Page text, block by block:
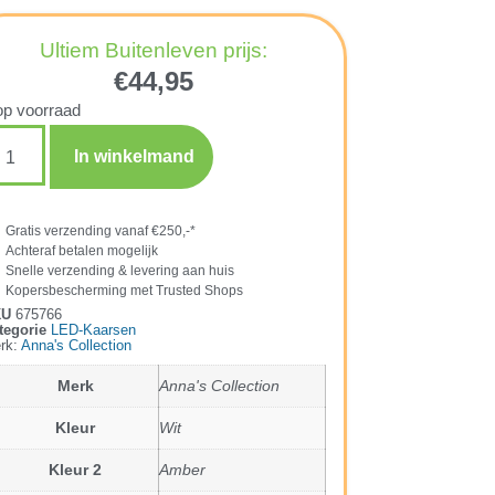
Ultiem Buitenleven prijs:
€44,95
voorraad
In winkelmand
Gratis verzending vanaf €250,-*
Achteraf betalen mogelijk
Snelle verzending & levering aan huis
Kopersbescherming met Trusted Shops
675766
LED-Kaarsen
Anna's Collection
Merk Anna's Collection
Kleur Wit
Kleur 2 Amber